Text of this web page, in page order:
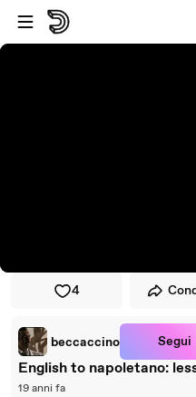
Vai al lettore
Passa al contenuto principale
4
beccaccino Segui
English to napoletano:
19 anni fa